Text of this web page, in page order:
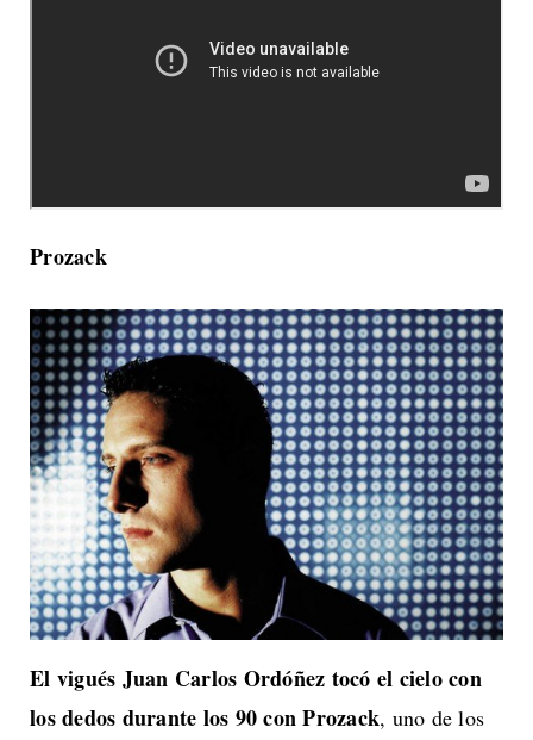
Prozack
El vigués Juan Carlos Ordóñez tocó el cielo con
los dedos durante los 90 con Prozack, uno de los